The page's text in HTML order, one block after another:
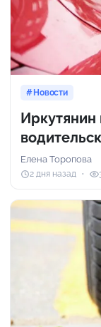
Новости
Иркутянин
Елена Торопова
2 дня назад